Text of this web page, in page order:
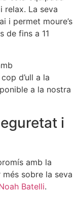
relax. La seva
i permet moure’s
de fins a 11
d’ull a la
a la nostra
i
amb la
sobre la seva
Batelli.